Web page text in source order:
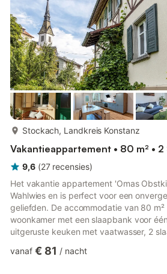
Stockach, Landkreis Konstanz
Vakantieappartement • 80 m² • 2
9,6 (27 recensies)
Het vakantie appartement 'Omas
Wahlwies en is perfect voor een
geliefden. De accommodatie van 80
woonkamer met een slaapbank voor
uitgeruste keuken met vaatwasser, 2
De uitrusting omvat ook high-speed
vanaf € 81 / nacht